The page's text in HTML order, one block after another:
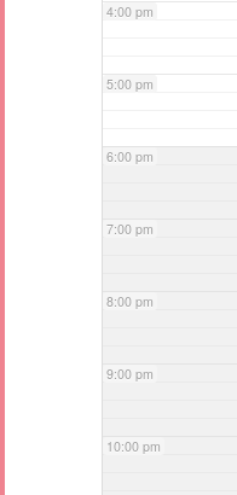
4:00 pm
5:00 pm
6:00 pm
7:00 pm
8:00 pm
9:00 pm
10:00 pm